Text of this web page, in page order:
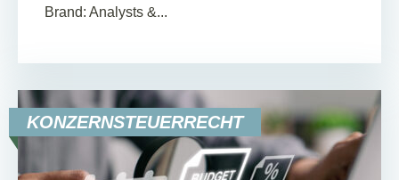
Brand: Analysts &...
KONZERNSTEUERRECHT